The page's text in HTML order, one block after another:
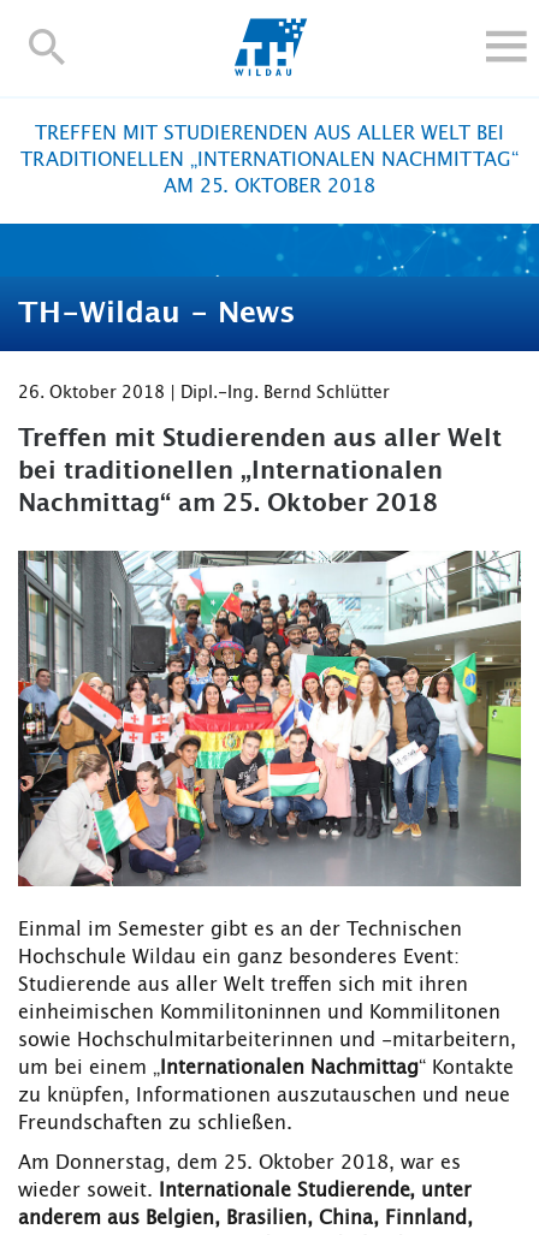
TH-
IM STUDIUM
FORSCHUNG UND TRANSFER
INTERNATIONAL
BESCHÄFTIGTE
Blogs Kontakt und Anfahrt Webmail Moodle
TH Online-Portal Personensuche English
TREFFEN MIT STUDIERENDEN AUS ALLER WELT BEI
TRADITIONELLEN „INTERNATIONALEN NACHMITTAG“
AM 25. OKTOBER 2018
TH-Wildau - News
26. Oktober 2018 | Dipl.-Ing. Bernd Schlütter
Treffen mit Studierenden aus aller Welt
bei traditionellen „Internationalen
Nachmittag“ am 25. Oktober 2018
Einmal im Semester gibt es an der Technischen
Hochschule Wildau ein ganz besonderes Event:
Studierende aus aller Welt treffen sich mit ihren
einheimischen Kommilitoninnen und Kommilitonen
sowie Hochschulmitarbeiterinnen und -mitarbeitern,
um bei einem „ Internationalen Nachmittag“ Kontakte
zu knüpfen, Informationen auszutauschen und neue
Freundschaften zu schließen.
Am Donnerstag, dem 25. Oktober 2018, war es
wieder soweit.
Internationale Studierende, unter
anderem aus Belgien, Brasilien, China, Finnland,